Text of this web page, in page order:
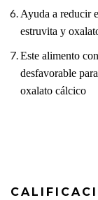
Ayuda a reducir
estruvita y
Este alimento
desfavorable
oxalato cálcico